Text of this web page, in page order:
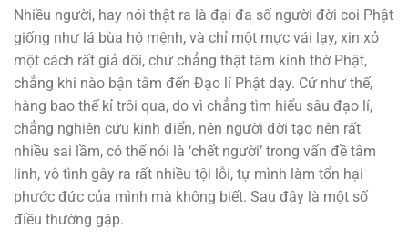
Nhiều người, hay nói thật ra là đại đa số người đời coi Phật
giống như lá bùa hộ mệnh, và chỉ một mực vái lạy, xin xỏ
một cách rất giả dối, chứ chẳng thật tâm kính thờ Phật,
chẳng khi nào bận tâm đến Đạo lí Phật dạy. Cứ như thế,
hàng bao thế kỉ trôi qua, do vì chẳng tìm hiểu sâu đạo lí,
chẳng nghiên cứu kinh điển, nên người đời tạo nên rất
nhiều sai lầm, có thể nói là ‘chết người’ trong vấn đề tâm
linh, vô tình gây ra rất nhiều tội lỗi, tự mình làm tổn hại
phước đức của mình mà không biết. Sau đây là một số
điều thường gặp.